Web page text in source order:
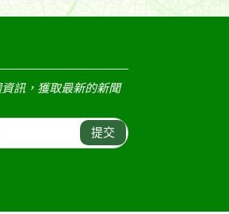
訊，獲取最新的新聞
提交